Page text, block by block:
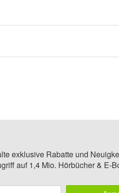
exklusive Rabatte und
auf 1,4 Mio. Hörbücher & E-